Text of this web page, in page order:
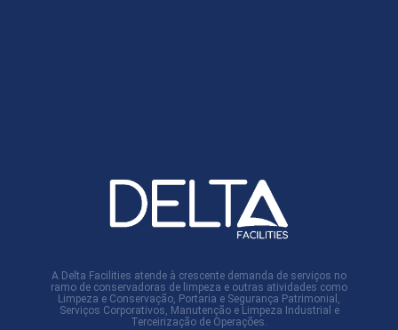
A Delta Facilities atende à crescente demanda de serviços no
ramo de conservadoras de limpeza e outras atividades como
Limpeza e Conservação, Portaria e Segurança Patrimonial,
Serviços Corporativos, Manutenção e Limpeza Industrial e
Terceirização de Operações.